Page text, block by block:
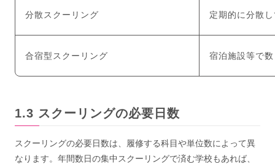
分散スクーリング 定期的に分散
合宿型スクーリング 宿泊施設等で
スクーリングの必要日数
スクーリングの必要日数は、履修する科目や単位数によって異
なります。年間数日の集中スクーリングで済む学校もあれば、